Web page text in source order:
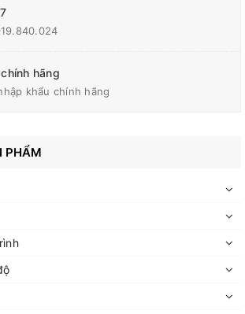
hãng
khẩu chính hãng
PHẨM